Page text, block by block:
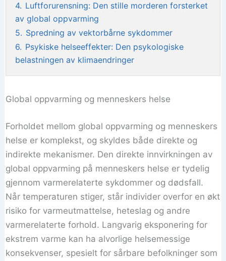
4. Luftforurensning: Den stille morderen forsterket
av global oppvarming
5. Spredning av vektorbårne sykdommer
6. Psykiske helseeffekter: Den psykologiske
belastningen av klimaendringer
Global oppvarming og menneskers helse
Forholdet mellom global oppvarming og menneskers
helse er komplekst, og skyldes både direkte og
indirekte mekanismer. Den direkte innvirkningen av
global oppvarming på menneskers helse er tydelig
gjennom varmerelaterte sykdommer og dødsfall.
Når temperaturen stiger, står individer overfor en økt
risiko for varmeutmattelse, heteslag og andre
varmerelaterte forhold. Langvarig eksponering for
ekstrem varme kan ha alvorlige helsemessige
konsekvenser, spesielt for sårbare befolkninger som